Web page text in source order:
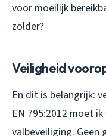
voor moeilijk
zolder?
Veiligheid
En dit is belangrijk:
EN 795:2012 moet
valbeveiliging.